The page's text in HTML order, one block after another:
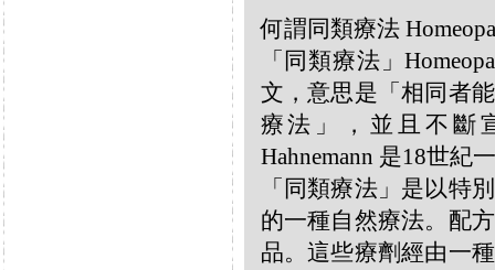
何謂同類療法
「同類療法」
文，意思是「相同者
療法」，並且不斷
Hahnemann 是18世紀
「同類療法」是以特
的一種自然療法。配
品。這些療劑經由一